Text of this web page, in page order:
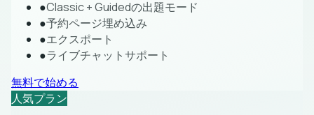
●Classic + Guidedの出題モード
●予約ページ埋め込み
●エクスポート
●ライブチャットサポート
無料で始める
人気プラン